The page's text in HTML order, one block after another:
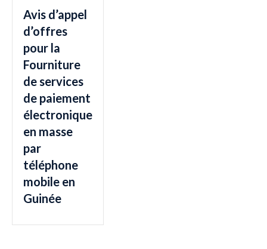
Avis d’appel
d’offres
pour la
Fourniture
de services
de paiement
électronique
en masse
par
téléphone
mobile en
Guinée